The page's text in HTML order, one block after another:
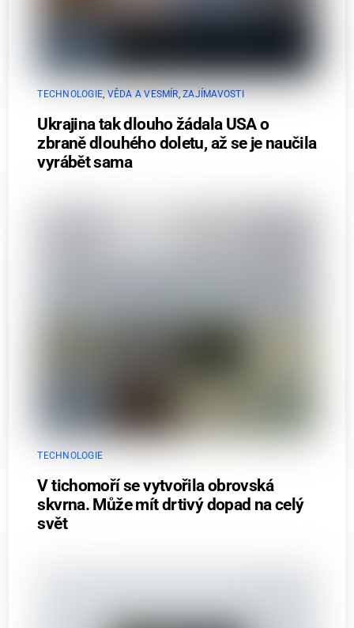
TECHNOLOGIE, VĚDA A VESMÍR,ZAJÍMAVOSTI
Ukrajina tak dlouho žádala USA o
zbraně dlouhého doletu, až se je naučila
vyrábět sama
TECHNOLOGIE
V tichomoří se vytvořila obrovská
skvrna. Může mít drtivý dopad na celý
svět